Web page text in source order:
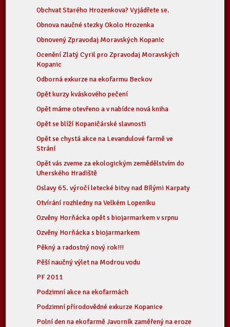
Obchvat Starého Hrozenkova? Vyjádřete se.
Obnova naučné stezky Okolo Hrozenka
Obnovený Zpravodaj Moravských Kopanic
Ocenění Zlatý Cyril pro Zpravodaj Moravských
Kopanic
Odborná exkurze na ekofarmu Beckov
Opět kurzy kváskového pečení
Opět máme otevřeno a v nabídce nová kniha
Opět se blíží Kopaničárské slavnosti
Opět se chystá akce na Levandulové farmě ve
Strání
Opět vás zveme za ekologickým zemědělstvím do
Uherského Hradiště
Oslavy 65. výročí letecké bitvy nad Bílými Karpaty
Otvírání rozhledny na Velkém Lopeníku
Ozvěny Horňácka opět s biojarmarkem v srpnu
Ozvěny Horňácka s biojarmarkem
Pěkný a radostný nový rok!!!
Pěší naučný výlet na Modrou vodu
PF 2011
Podzimní akce na ekofarmách
Podzimní přírodovědné exkurze Kopanice
Polní den na ekofarmě Javorník zaměřený na eroze